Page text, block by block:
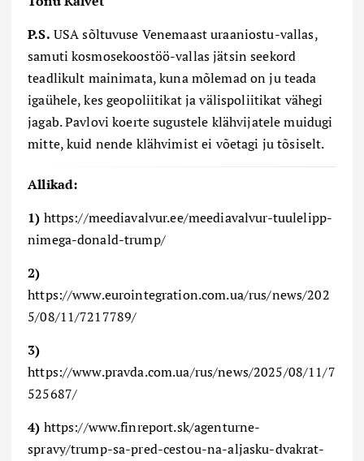
P.S. USA sõltuvuse Venemaast uraaniostu-vallas,
samuti kosmosekoostöö-vallas jätsin seekord
teadlikult mainimata, kuna mõlemad on ju teada
igaühele, kes geopoliitikat ja välispoliitikat vähegi
jagab. Pavlovi koerte sugustele klähvijatele muidugi
mitte, kuid nende klähvimist ei võetagi ju tõsiselt.
Allikad:
1) https://meediavalvur.ee/meediavalvur-tuulelipp-
nimega-donald-trump/
2)
https://www.eurointegration.com.ua/rus/news/202
5/08/11/7217789/
3)
https://www.pravda.com.ua/rus/news/2025/08/11/7
525687/
4) https://www.finreport.sk/agenturne-
spravy/trump-sa-pred-cestou-na-aljasku-dvakrat-